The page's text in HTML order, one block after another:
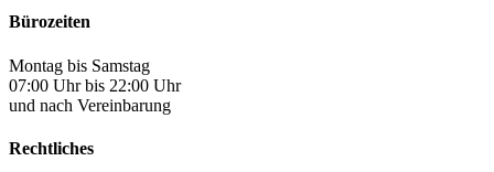
Bürozeiten
Montag bis Samstag
07:00 Uhr bis 22:00 Uhr
und nach Vereinbarung
Rechtliches